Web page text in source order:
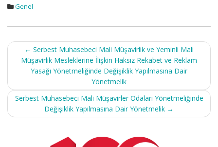
Genel
Post
navigation
← Serbest Muhasebeci Mali Müşavirlik ve Yeminli Mali
Müşavirlik Mesleklerine İlişkin Haksız Rekabet ve Reklam
Yasağı Yönetmeliğinde Değişiklik Yapılmasına Dair
Yönetmelik
Serbest Muhasebeci Mali Müşavirler Odaları Yönetmeliğinde
Değişiklik Yapılmasına Dair Yönetmelik →